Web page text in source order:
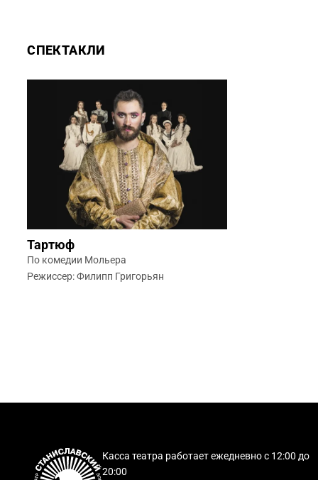
СПЕКТАКЛИ
Тартюф
По комедии Мольера
Режиссер: Филипп Григорьян
Касса театра работает ежедневно с 12:00 до
20:00